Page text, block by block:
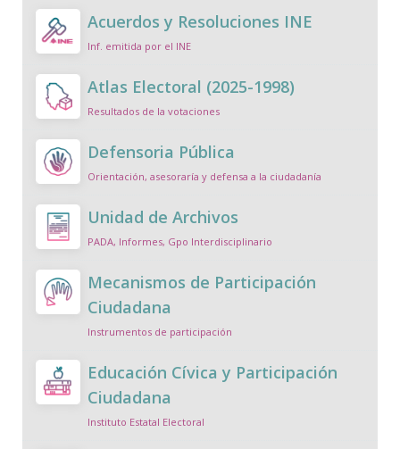
Acuerdos y Resoluciones INE
Inf. emitida por el INE
Atlas Electoral (2025-1998)
Resultados de la votaciones
Defensoria Pública
Orientación, asesoraría y defensa a la ciudadanía
Unidad de Archivos
PADA, Informes, Gpo Interdisciplinario
Mecanismos de Participación
Ciudadana
Instrumentos de participación
Educación Cívica y Participación
Ciudadana
Instituto Estatal Electoral